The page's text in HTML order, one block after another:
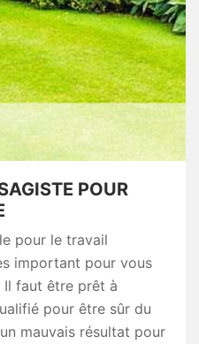
POUR
pour le travail
important pour vous
Il faut être prêt à
pour être sûr du
mauvais résultat pour